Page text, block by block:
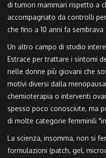
di tumori mammari rispetto a
accompagnato da controlli
che fino a 10 anni fa
Un altro campo di studio
Estrace per trattare i sintomi
nelle donne più giovani che
motivi diversi dalla
chemioterapia o interventi
spesso poco conosciute, ma
di molte categorie femminili
La scienza, insomma, non si
formulazioni (patch, gel,